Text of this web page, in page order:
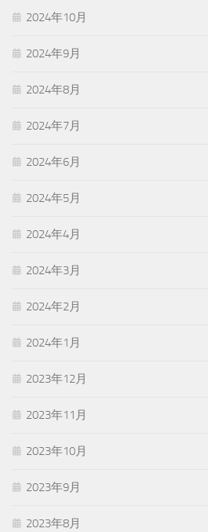
2024年10月
2024年9月
2024年8月
2024年7月
2024年6月
2024年5月
2024年4月
2024年3月
2024年2月
2024年1月
2023年12月
2023年11月
2023年10月
2023年9月
2023年8月